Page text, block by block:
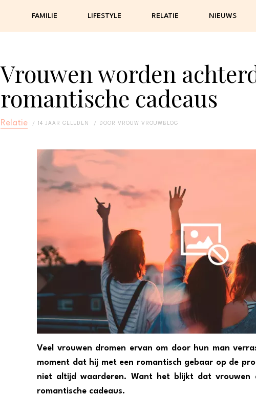
FAMILIE LIFESTYLE RELATIE NIEUWS
Vrouwen worden
romantische cadeaus
Relatie 14 JAAR GELEDEN DOOR VROUW VROUWBLOG
Veel vrouwen dromen ervan om door hun man
moment dat hij met een romantisch gebaar op de
niet altijd waarderen. Want het blijkt dat vrouwen
romantische cadeaus.